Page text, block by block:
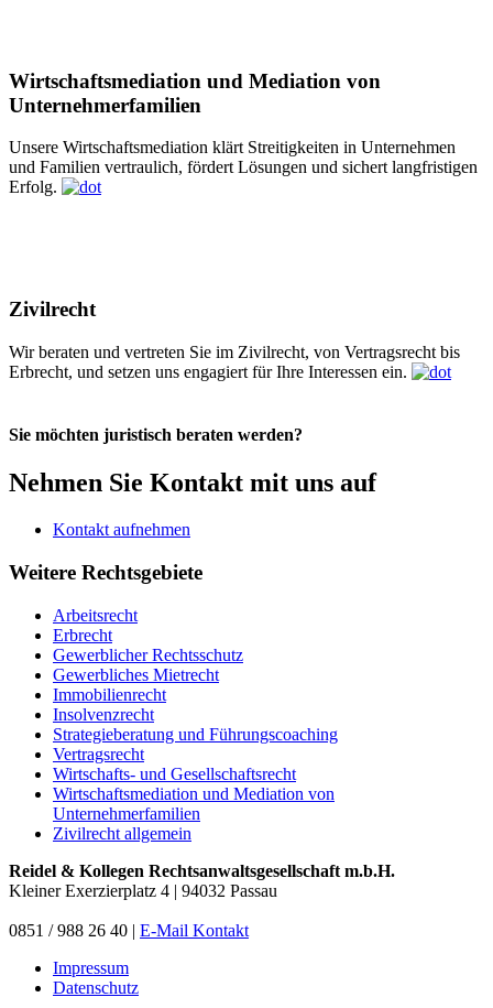
Wirtschaftsmediation und Mediation von
Unternehmerfamilien
Unsere Wirtschaftsmediation klärt Streitigkeiten in Unternehmen
und Familien vertraulich, fördert Lösungen und sichert langfristigen
Erfolg.
Zivilrecht
Wir beraten und vertreten Sie im Zivilrecht, von Vertragsrecht bis
Erbrecht, und setzen uns engagiert für Ihre Interessen ein.
Sie möchten juristisch beraten werden?
Nehmen Sie Kontakt mit uns auf
Kontakt aufnehmen
Weitere Rechtsgebiete
Arbeitsrecht
Erbrecht
Gewerblicher Rechtsschutz
Gewerbliches Mietrecht
Immobilienrecht
Insolvenzrecht
Strategieberatung und Führungscoaching
Vertragsrecht
Wirtschafts- und Gesellschaftsrecht
Wirtschaftsmediation und Mediation von
Unternehmerfamilien
Zivilrecht allgemein
Reidel & Kollegen Rechtsanwaltsgesellschaft m.b.H.
Kleiner Exerzierplatz 4 | 94032 Passau
0851 / 988 26 40 | E-Mail Kontakt
Impressum
Datenschutz